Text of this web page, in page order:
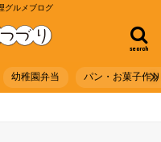
グルメブログ
search
幼稚園弁当 パン・お菓子作り